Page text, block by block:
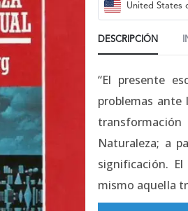
United States
DESCRIPCIÓN
“El presente
problemas ante
Naturaleza; a
significación.
mismo aquella